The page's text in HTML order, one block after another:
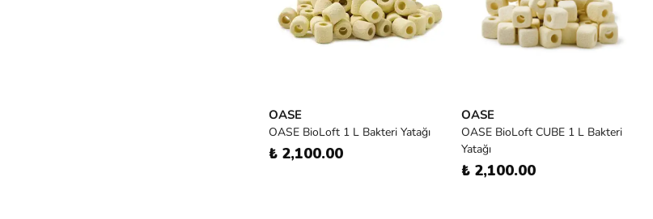
OASE
OASE BioLoft 1 L Bakteri Yatağı
₺ 2,100.00
OASE
OASE BioLoft CUBE 1 L Bakteri
Yatağı
₺ 2,100.00